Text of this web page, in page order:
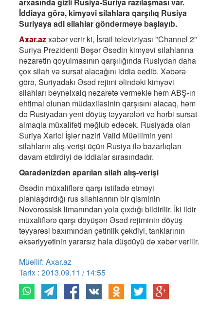
İddiaya görə, kimyəvi silahlara qarşılıq Rusiya
Suriyaya adi silahlar göndərməyə başlayıb.
Axar.azxəbər verir ki, İsrail televiziyası "Channel 2"
Suriya Prezidenti Bəşər Əsədin kimyəvi silahlarına
nəzarətin qoyulmasının qarşılığında Rusiydan daha
çox silah və sursat alacağını iddia eedib. Xəbərə
görə, Suriyadakı Əsəd rejimi əlindəki kimyəvi
silahları beynəlxalq nəzarətə verməklə həm ABŞ-ın
ehtimal olunan müdaxiləsinin qarşısını alacaq, həm
də Rusiyadan yeni döyüş təyyarələri və hərbi sursat
almaqla müxalifəti məğlub edəcək. Rusiyada olan
Suriya Xarici İşlər naziri Valid Müəllimin yeni
silahların alış-verişi üçün Rusiya ilə bazarlıqları
davam etdirdiyi də iddialar sırasındadır.
Qaradənizdən aparılan silah alış-verişi
Əsədin müxaliflərə qarşı istifadə etməyi
planlaşdırdığı rus silahlarının bir qisminin
Novorossisk limanından yola çıxdığı bildirilir. İki ildir
müxaliflərə qarşı döyüşən Əsəd rejiminin döyüş
təyyarəsi baxımından çətinlik çəkdiyi, tanklarının
əksəriyyətinin yararsız hala düşdüyü də xəbər verilir.
Müəllif: Axar.az
Tarix : 2013.09.11 / 14:55